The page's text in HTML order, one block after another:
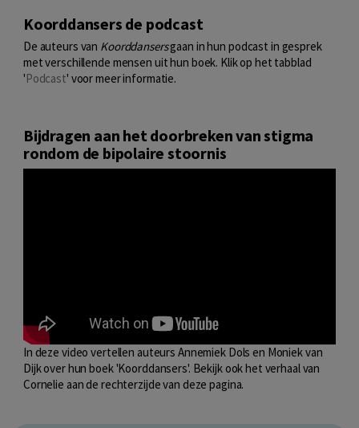
Koorddansers de podcast
De auteurs van Koorddansersgaan in hun podcast in gesprek
met verschillende mensen uit hun boek. Klik op het tabblad
'Podcast' voor meer informatie.
Bijdragen aan het doorbreken van stigma
rondom de bipolaire stoornis
In deze video vertellen auteurs Annemiek Dols en Moniek van
Dijk over hun boek 'Koorddansers'. Bekijk ook het verhaal van
Cornelie aan de rechterzijde van deze pagina.